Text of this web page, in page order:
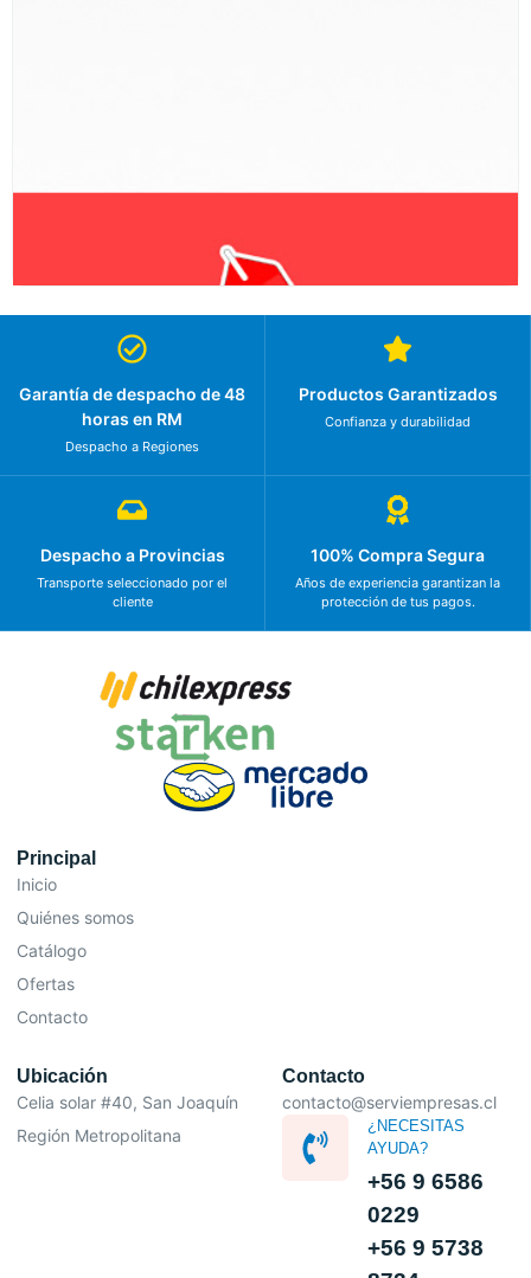
Garantía de despacho de 48
horas en RM
Despacho a Regiones
Productos Garantizados
Confianza y durabilidad
Despacho a Provincias
Transporte seleccionado por el
cliente
100% Compra Segura
Años de experiencia garantizan la
protección de tus pagos.
Principal
Inicio
Quiénes somos
Catálogo
Ofertas
Contacto
Ubicación
Celia solar #40, San Joaquín
Región Metropolitana
Contacto
contacto@serviempresas.cl
¿NECESITAS
AYUDA?
+56 9 6586
0229
+56 9 5738